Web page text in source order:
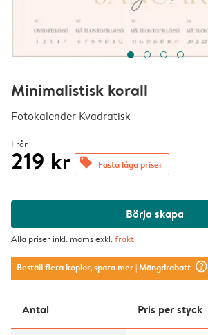
Minimalistisk korall
Fotokalender Kvadratisk
Från
219 kr offers Fasta låga priser
Börja skapa
Alla priser inkl. moms exkl.frakt
Beställ flera kopior, spara mer| Mängdrabatt question_mark_circle
Antal Pris per styck